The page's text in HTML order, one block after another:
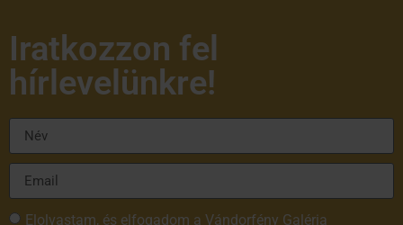
Iratkozzon fel
hírlevelünkre!
Elolvastam, és elfogadom a Vándorfény Galéria